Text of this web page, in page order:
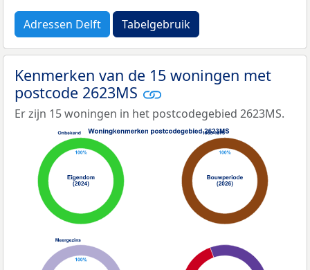
Adressen Delft Tabelgebruik
Kenmerken van de 15 woningen met
postcode 2623MS
Er zijn 15 woningen in het postcodegebied 2623MS.